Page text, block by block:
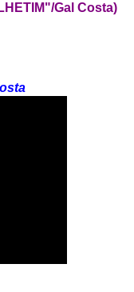
Gal Costa)